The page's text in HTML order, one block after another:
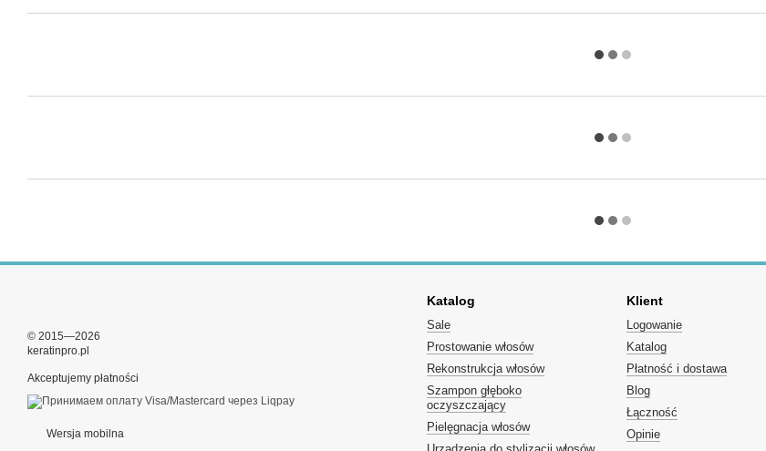
© 2015—2026
keratinpro.pl
Akceptujemy płatności
Wersja mobilna
Katalog
Sale
Prostowanie włosów
Rekonstrukcja włosów
Szampon głęboko
oczyszczający
Pielęgnacja włosów
Klient
Logowanie
Katalog
Płatność i dostawa
Blog
Łączność
Opinie